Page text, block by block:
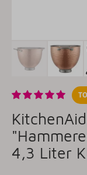
4,3 Liter